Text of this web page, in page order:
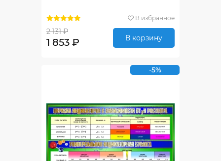
В избранное
2 131 ₽
1 853 ₽ В корзину
-5%